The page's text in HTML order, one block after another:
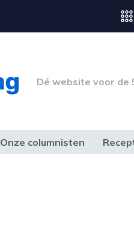
Dé website voor de
Onze columnisten